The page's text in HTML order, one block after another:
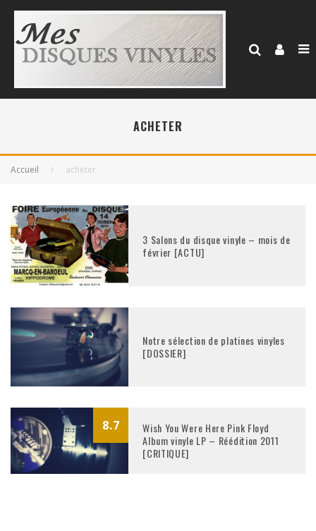
ACHETER
Accueil acheter
3 Salons du disque vinyle – mois de
février [ACTU]
Notre sélection de platines vinyles
[DOSSIER]
8.7
Wish You Were Here Pink Floyd
Album vinyle LP – Réédition 2011
[CRITIQUE]